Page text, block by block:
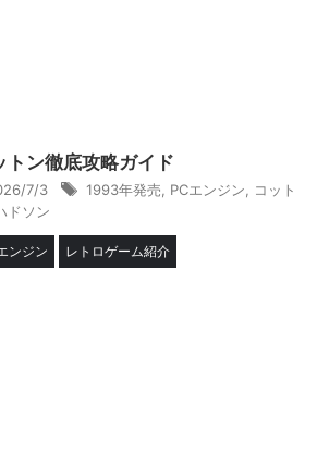
トン徹底攻略ガイド
7/3 1993年発売 PCエンジン
コット
ドソン
ンジン レトロゲーム紹介